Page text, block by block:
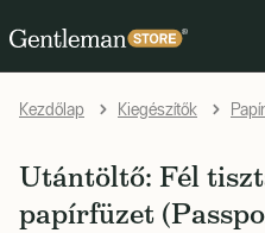
Kezdőlap Kiegészítők
Utántöltő: Fél
papírfüzet